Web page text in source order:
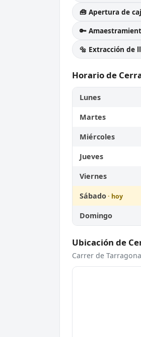
🧰 Apertura de
🔑
🔩 Extracción de
Horario de
Lunes
Martes
Miércoles
Jueves
Viernes
Sábado
Domingo
Ubicación de
Carrer de